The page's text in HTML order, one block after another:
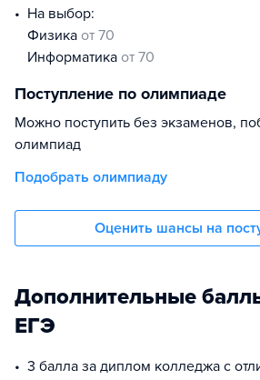
На выбор:
физика от 70
информатика от 70
Поступление по олимпиаде
Можно поступить без экзаменов,
олимпиад
Подобрать олимпиаду
Оценить шансы на
Дополнительные
ЕГЭ
3 балла за диплом колледжа с